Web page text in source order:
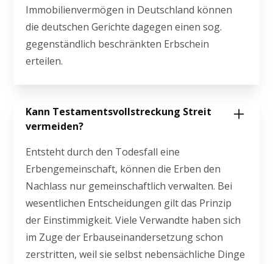
Immobilienvermögen in Deutschland können
die deutschen Gerichte dagegen einen sog.
gegenständlich beschränkten Erbschein
erteilen.
Kann Testamentsvollstreckung Streit
vermeiden?
Entsteht durch den Todesfall eine
Erbengemeinschaft, können die Erben den
Nachlass nur gemeinschaftlich verwalten. Bei
wesentlichen Entscheidungen gilt das Prinzip
der Einstimmigkeit. Viele Verwandte haben sich
im Zuge der Erbauseinandersetzung schon
zerstritten, weil sie selbst nebensächliche Dinge